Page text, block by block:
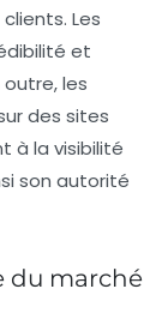
Les
et
les
des sites
à la visibilité
son autorité
du marché